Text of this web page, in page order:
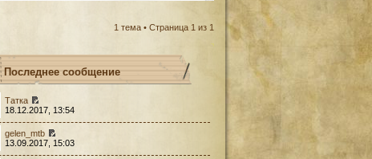
1 тема • Страница 1 из 1
Последнее сообщение
Татка
18.12.2017, 13:54
gelen_mtb
13.09.2017, 15:03